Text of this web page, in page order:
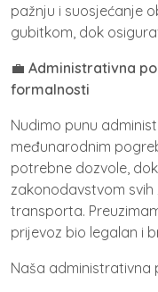
pažnju i suosjećanje
gubitkom, dok
💼 Administrativna
formalnosti
Nudimo punu
međunarodnim
potrebne dozvole,
zakonodavstvom svih
transporta.
prijevoz bio legalan i
Naša administrativna